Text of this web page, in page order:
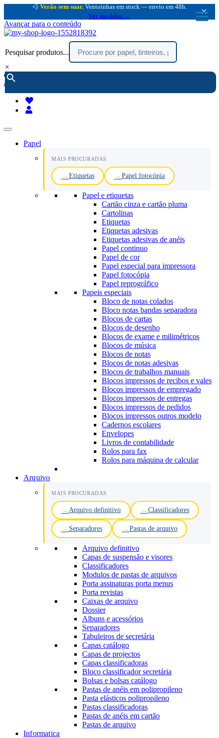
💨 Verão sem suar. Ventoinhas em stock — envio em 48h.
Ver modelos →
×
Avançar para o conteúdo
Pesquisar produtos...
×
encomendar por telefone :
(chamada rede fixa nacional)
Papel
MAIS PROCURADAS
Etiquetas Papel fotocópia
Papel e etiquetas
Cartão cinza e cartão pluma
Cartolinas
Etiquetas
Etiquetas adesivas
Etiquetas adesivas de anéis
Papel continuo
Papel de cor
Papel especial para impressora
Papel fotocópia
Papel reprográfico
Papeis especiais
Bloco de notas colados
Bloco notas bandas separadora
Blocos de cartas
Blocos de desenho
Blocos de exame e milimétricos
Blocos de música
Blocos de notas
Blocos de notas adesivas
Blocos de trabalhos manuais
Blocos impressos de recibos e vales
Blocos impressos de empregado
Blocos impressos de entregas
Blocos impressos de pedidos
Blocos impressos outros modelo
Cadernos escolares
Envelopes
Livros de contabilidade
Rolos para fax
Rolos para máquina de calcular
Arquivo
MAIS PROCURADAS
Arquivo definitivo Classificadores
Separadores Pastas de arquivo
Arquivo definitivo
Capas de suspensão e visores
Classificadores
Modulos de pastas de arquivos
Porta assinaturas porta menus
Porta revistas
Caixas de arquivo
Dossier
Albuns e acessórios
Separadores
Tabuleiros de secretária
Capas catálogo
Capas de projectos
Capas classificadoras
Bloco classificador secretária
Bolsas e bolsas catálogo
Pastas de anéis em polipropileno
Pasta elásticos polipropileno
Pastas classificadoras
Pastas de anéis em cartão
Pastas de arquivo
Informatica